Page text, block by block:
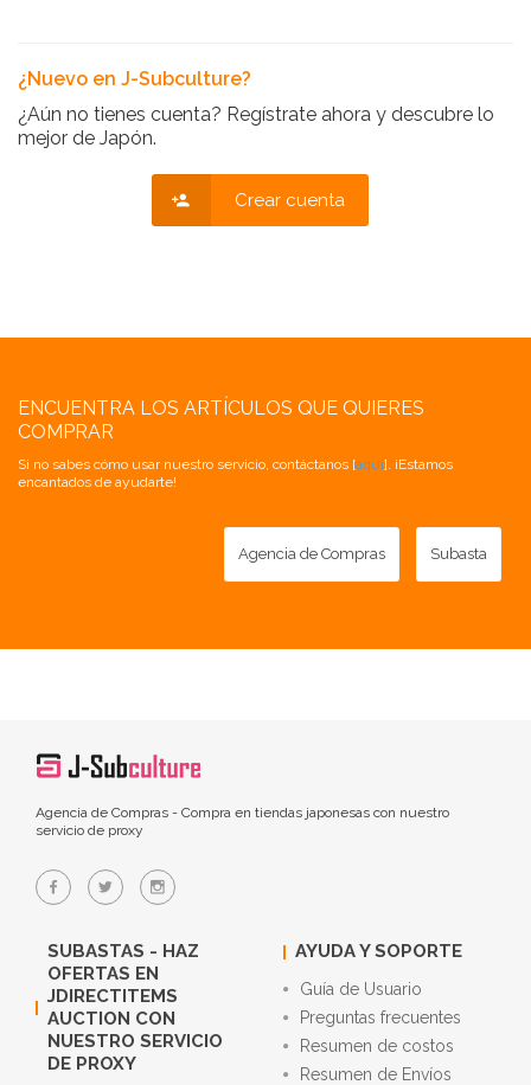
¿Nuevo en J-Subculture?
¿Aún no tienes cuenta? Regístrate ahora y descubre lo
mejor de Japón.
Crear cuenta
ENCUENTRA LOS ARTÍCULOS QUE QUIERES
COMPRAR
Si no sabes cómo usar nuestro servicio, contáctanos [aquí]. ¡Estamos
encantados de ayudarte!
Agencia de Compras Subasta
Agencia de Compras - Compra en tiendas japonesas con nuestro
servicio de proxy
SUBASTAS - HAZ
OFERTAS EN
JDIRECTITEMS
AUCTION CON
NUESTRO SERVICIO
DE PROXY
AYUDA Y SOPORTE
Guía de Usuario
Preguntas frecuentes
Resumen de costos
Resumen de Envíos